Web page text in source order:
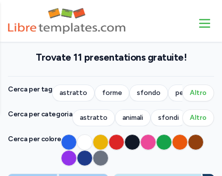
Trovate 11 presentations gratuite!
Cerca per tag astratto forme sfondo persone
Altro
Cerca per categoria astratto animali sfondi azienda
Altro
Cerca per colore